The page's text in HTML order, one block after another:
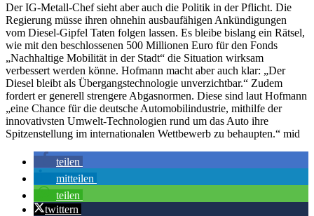
Der IG-Metall-Chef sieht aber auch die Politik in der Pflicht. Die
Regierung müsse ihren ohnehin ausbaufähigen Ankündigungen
vom Diesel-Gipfel Taten folgen lassen. Es bleibe bislang ein Rätsel,
wie mit den beschlossenen 500 Millionen Euro für den Fonds
„Nachhaltige Mobilität in der Stadt“ die Situation wirksam
verbessert werden könne. Hofmann macht aber auch klar: „Der
Diesel bleibt als Übergangstechnologie unverzichtbar.“ Zudem
fordert er generell strengere Abgasnormen. Diese sind laut Hofmann
„eine Chance für die deutsche Automobilindustrie, mithilfe der
innovativsten Umwelt-Technologien rund um das Auto ihre
Spitzenstellung im internationalen Wettbewerb zu behaupten.“ mid
teilen
mitteilen
teilen
twittern